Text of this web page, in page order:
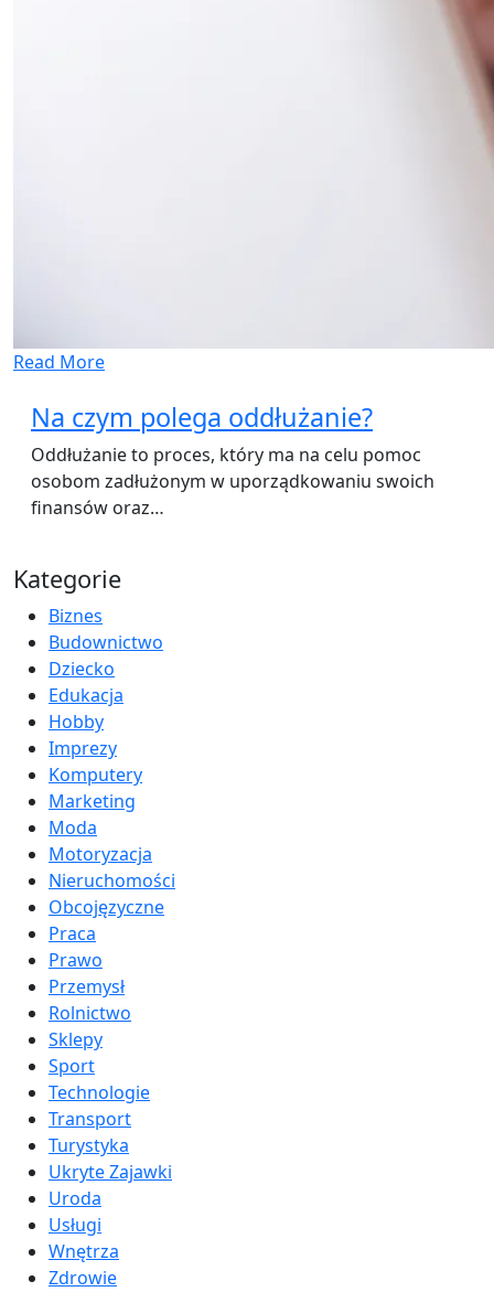
Read More
Na czym polega oddłużanie?
Oddłużanie to proces, który ma na celu pomoc
osobom zadłużonym w uporządkowaniu swoich
finansów oraz…
Kategorie
Biznes
Budownictwo
Dziecko
Edukacja
Hobby
Imprezy
Komputery
Marketing
Moda
Motoryzacja
Nieruchomości
Obcojęzyczne
Praca
Prawo
Przemysł
Rolnictwo
Sklepy
Sport
Technologie
Transport
Turystyka
Ukryte Zajawki
Uroda
Usługi
Wnętrza
Zdrowie